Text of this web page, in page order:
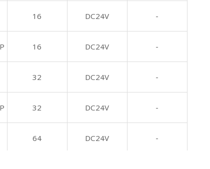
16 DC24V -
16 DC24V -
32 DC24V -
32 DC24V -
64 DC24V -